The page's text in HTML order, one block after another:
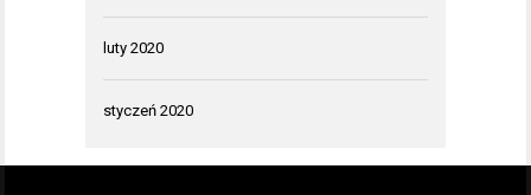
luty 2020
styczeń 2020